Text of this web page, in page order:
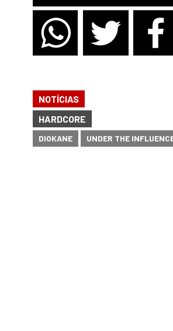
NOTÍCIAS
HARDCORE
DIOKANE UNDER THE